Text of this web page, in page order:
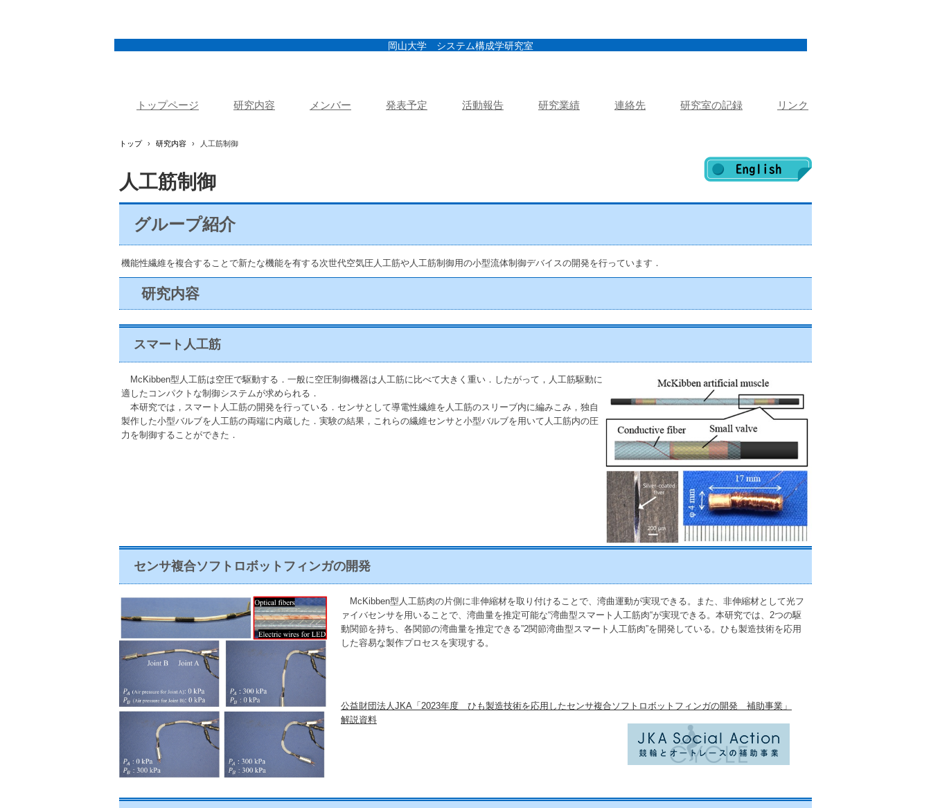
岡山大学 システム構成学研究室
トップページ 研究内容 メンバー 発表予定 活動報告 研究業績 連絡先 研究室の記録 リンク
トップ › 研究内容 › 人工筋制御
人工筋制御
グループ紹介
機能性繊維を複合することで新たな機能を有する次世代空気圧人工筋や人工筋制御用の小型流体制御デバイスの開発を行っています．
研究内容
スマート人工筋
McKibben型人工筋は空圧で駆動する．一般に空圧制御機器は人工筋に比べて大きく重い．したがって，人工筋駆動に
適したコンパクトな制御システムが求められる．
本研究では，スマート人工筋の開発を行っている．センサとして導電性繊維を人工筋のスリーブ内に編みこみ，独自
製作した小型バルブを人工筋の両端に内蔵した．実験の結果，これらの繊維センサと小型バルブを用いて人工筋内の圧
力を制御することができた．
センサ複合ソフトロボットフィンガの開発
McKibben型人工筋肉の片側に非伸縮材を取り付けることで、湾曲運動が実現できる。また、非伸縮材として光フ
ァイバセンサを用いることで、湾曲量を推定可能な“湾曲型スマート人工筋肉“が実現できる。本研究では、2つの駆
動関節を持ち、各関節の湾曲量を推定できる”2関節湾曲型スマート人工筋肉”を開発している。ひも製造技術を応用
した容易な製作プロセスを実現する。
公益財団法人JKA「2023年度 ひも製造技術を応用したセンサ複合ソフトロボットフィンガの開発 補助事業」
解説資料